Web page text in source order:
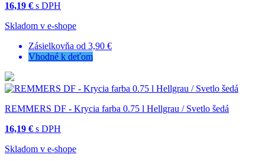
16,19 € s DPH
Skladom v e-shope
Zásielkovňa od 3,90 €
Vhodné k deťom
REMMERS DF - Krycia farba 0.75 l Hellgrau / Svetlo šedá
16,19 € s DPH
Skladom v e-shope